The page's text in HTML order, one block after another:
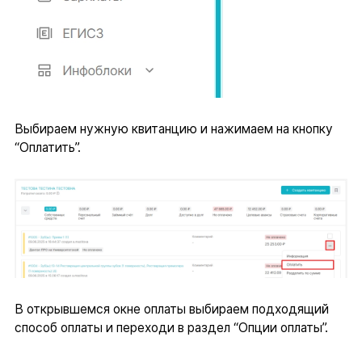
Выбираем нужную квитанцию и нажимаем на кнопку
“Оплатить”.
В открывшемся окне оплаты выбираем подходящий
способ оплаты и переходи в раздел “Опции оплаты”.